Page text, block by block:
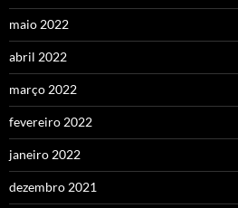
maio 2022
abril 2022
março 2022
fevereiro 2022
janeiro 2022
dezembro 2021